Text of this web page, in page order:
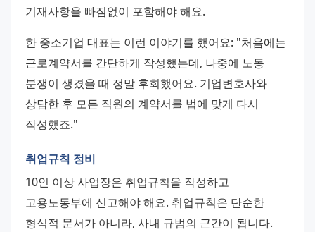
기재사항을 빠짐없이 포함해야 해요.
한 중소기업 대표는 이런 이야기를 했어요: "처음에는
근로계약서를 간단하게 작성했는데, 나중에 노동
분쟁이 생겼을 때 정말 후회했어요. 기업변호사와
상담한 후 모든 직원의 계약서를 법에 맞게 다시
작성했죠."
취업규칙 정비
10인 이상 사업장은 취업규칙을 작성하고
고용노동부에 신고해야 해요. 취업규칙은 단순한
형식적 문서가 아니라, 사내 규범의 근간이 됩니다.